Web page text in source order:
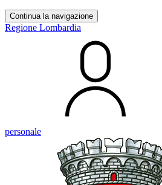
Continua la navigazione
Regione Lombardia
personale